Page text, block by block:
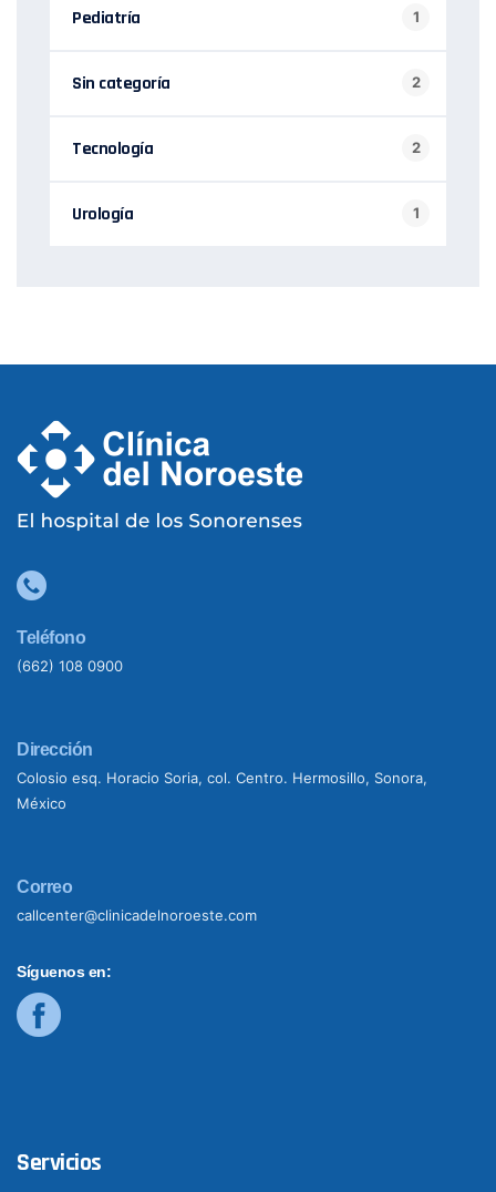
Pediatría 1
Sin categoría 2
Tecnología 2
Urología 1
Teléfono
(662) 108 0900
Dirección
Colosio esq. Horacio Soria, col. Centro. Hermosillo, Sonora,
México
Correo
callcenter@clinicadelnoroeste.com
Síguenos en:
Servicios